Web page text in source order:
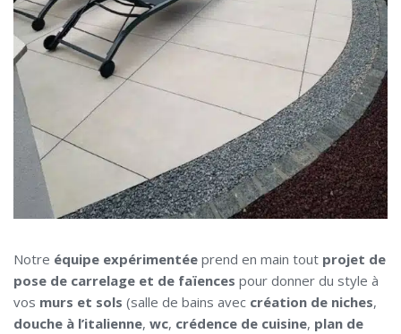
Notre équipe expérimentée prend en main tout projet de
pose de carrelage et de faïences pour donner du style à
vos murs et sols (salle de bains avec création de niches,
douche à l’italienne, wc, crédence de cuisine, plan de